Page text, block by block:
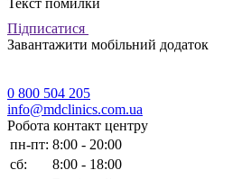
Підписатися
Завантажити мобільний додаток
0 800 504 205
info@mdclinics.com.ua
Робота контакт центру
пн-пт: 8:00 - 20:00
сб:
8:00 - 18:00